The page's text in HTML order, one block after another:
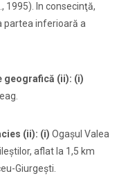
1995). In consecinţă,
partea inferioară a
geografică (ii): (i)
(ii): (i) Ogaşul Valea
aflat la 1,5 km
Giurgeşti.